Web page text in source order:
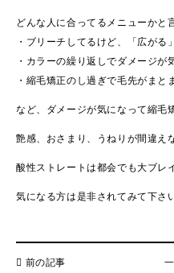
どんな人に合ってるメニューかと
・ブリーチしてるけど、「広がる
・カラーの繰り返しでダメージが
・縮毛矯正のし過ぎで毛先がまと
など、ダメージが気になって縮毛
艶感、おさまり、うねりが間違え
酸性ストレートは都会でも大ブレ
気になる方は是非されてみて下さ
前の記事